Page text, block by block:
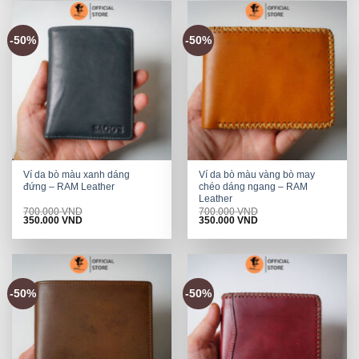
-50%
Ví da bò màu xanh dáng
đứng – RAM Leather
700.000VND
Original
was:
350.000VNDCurrent
is:
-50%
Ví da bò màu vàng bò may
chéo dáng ngang – RAM
Leather
700.000VND
Original
was:
350.000VNDCurrent
is:
-50% -50%